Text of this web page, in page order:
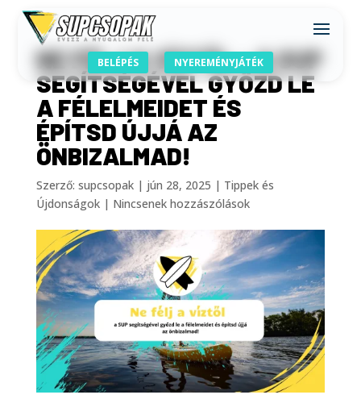
BELÉPÉS NYEREMÉNYJÁTÉK
NE FÉLJ A VÍZTŐL – A SUP
SEGÍTSÉGÉVEL GYŐZD LE
A FÉLELMEIDET ÉS
ÉPÍTSD ÚJJÁ AZ
ÖNBIZALMAD!
Szerző: supcsopak| jún 28, 2025 | Tippek és
Újdonságok| Nincsenek hozzászólások